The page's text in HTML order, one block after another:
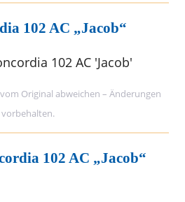
102 AC „Jacob“
Original abweichen – Änderungen
vorbehalten.
102 AC „Jacob“